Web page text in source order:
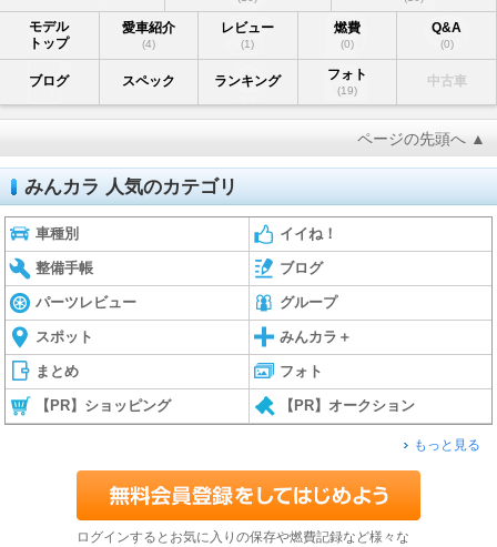
モデル
トップ
愛車紹介
(4)
レビュー
(1)
燃費
(0)
Q&A
(0)
ブログ スペック ランキング フォト
(19)
中古車
ページの先頭へ ▲
みんカラ 人気のカテゴリ
車種別 イイね！
整備手帳 ブログ
パーツレビュー グループ
スポット みんカラ＋
まとめ フォト
【PR】ショッピング 【PR】オークション
もっと見る
ログインするとお気に入りの保存や燃費記録など様々な